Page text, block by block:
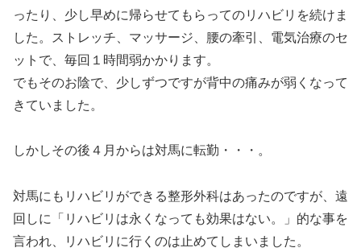
ったり、少し早めに帰らせてもらってのリハビリを続けま
した。ストレッチ、マッサージ、腰の牽引、電気治療のセ
ットで、毎回１時間弱かかります。
でもそのお陰で、少しずつですが背中の痛みが弱くなって
きていました。
しかしその後４月からは対馬に転勤・・・。
対馬にもリハビリができる整形外科はあったのですが、遠
回しに「リハビリは永くなっても効果はない。」的な事を
言われ、リハビリに行くのは止めてしまいました。